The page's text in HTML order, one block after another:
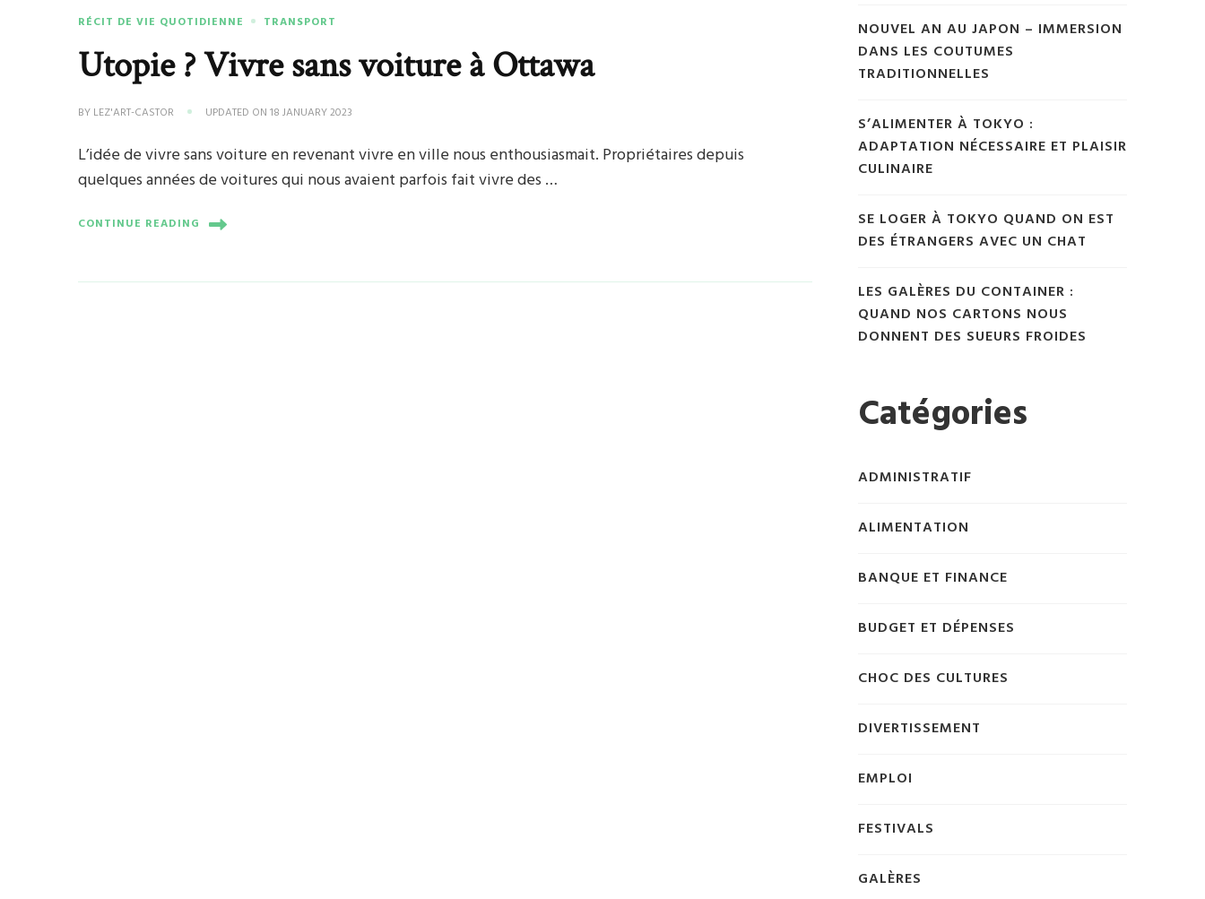
RÉCIT DE VIE QUOTIDIENNE TRANSPORT
Utopie ? Vivre sans voiture à Ottawa
BY LEZ'ART-CASTOR UPDATED ON18 JANUARY 2023
L’idée de vivre sans voiture en revenant vivre en ville nous enthousiasmait. Propriétaires depuis
quelques années de voitures qui nous avaient parfois fait vivre des …
CONTINUE READING
NOUVEL AN AU JAPON – IMMERSION
DANS LES COUTUMES
TRADITIONNELLES
S’ALIMENTER À TOKYO :
ADAPTATION NÉCESSAIRE ET PLAISIR
CULINAIRE
SE LOGER À TOKYO QUAND ON EST
DES ÉTRANGERS AVEC UN CHAT
LES GALÈRES DU CONTAINER :
QUAND NOS CARTONS NOUS
DONNENT DES SUEURS FROIDES
Catégories
ADMINISTRATIF
ALIMENTATION
BANQUE ET FINANCE
BUDGET ET DÉPENSES
CHOC DES CULTURES
DIVERTISSEMENT
EMPLOI
FESTIVALS
GALÈRES